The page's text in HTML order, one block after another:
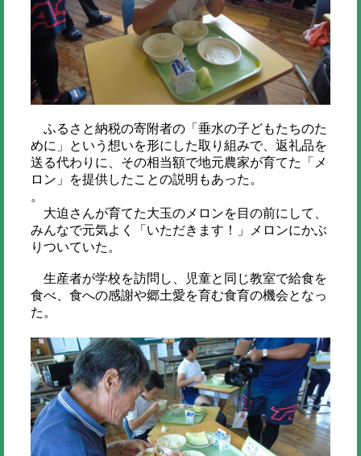
ふるさと納税の寄附者の「垂水の子どもたちのた
めに」という想いを形にした取り組みで、返礼品を
送る代わりに、その相当額で地元農家が育てた「メ
ロン」を提供したことの説明もあった。
。
大迫さんが育てた大玉のメロンを目の前にして、
みんなで元気よく「いただきます！」メロンにかぶ
りついていた。
生産者が学校を訪問し、児童と同じ教室で給食を
食べ、食への感謝や郷土愛を育む食育の機会となっ
た。